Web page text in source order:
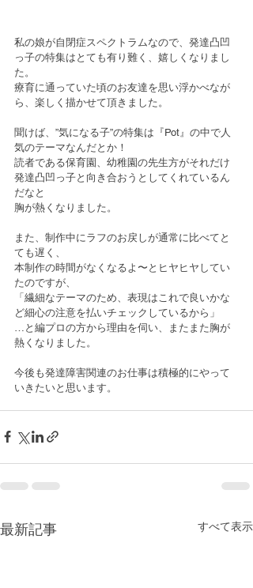
私の娘が自閉症スペクトラムなので、発達凸凹
っ子の特集はとても有り難く、嬉しくなりまし
た。
療育に通っていた頃のお友達を思い浮かべなが
ら、楽しく描かせて頂きました。
聞けば、”気になる子”の特集は『Pot』の中で人
気のテーマなんだとか！
読者である保育園、幼稚園の先生方がそれだけ
発達凸凹っ子と向き合おうとしてくれているん
だなと
胸が熱くなりました。
また、制作中にラフのお戻しが通常に比べてと
ても遅く、
本制作の時間がなくなるよ〜とヒヤヒヤしてい
たのですが、
「繊細なテーマのため、表現はこれで良いかな
ど細心の注意を払いチェックしているから」
…と編プロの方から理由を伺い、またまた胸が
熱くなりました。
今後も発達障害関連のお仕事は積極的にやって
いきたいと思います。
最新記事 すべて表示